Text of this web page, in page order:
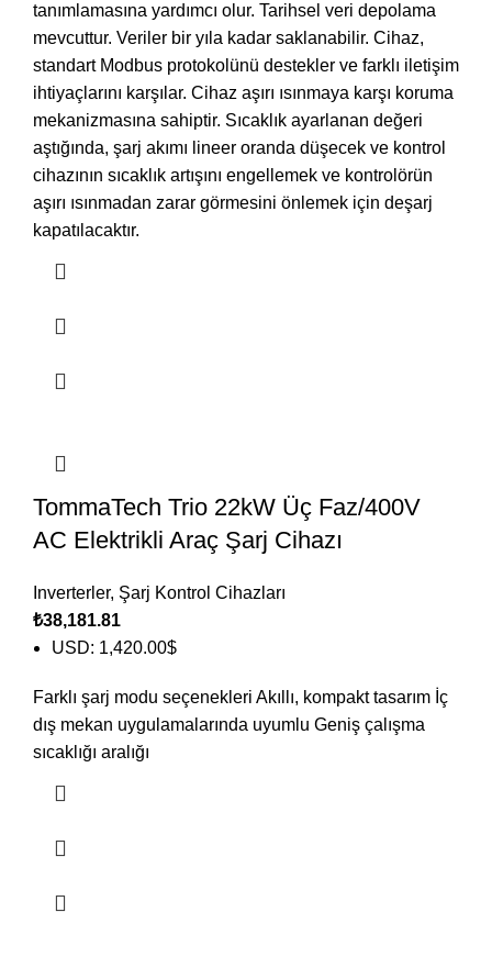
tanımlamasına yardımcı olur. Tarihsel veri depolama
mevcuttur. Veriler bir yıla kadar saklanabilir. Cihaz,
standart Modbus protokolünü destekler ve farklı iletişim
ihtiyaçlarını karşılar. Cihaz aşırı ısınmaya karşı koruma
mekanizmasına sahiptir. Sıcaklık ayarlanan değeri
aştığında, şarj akımı lineer oranda düşecek ve kontrol
cihazının sıcaklık artışını engellemek ve kontrolörün
aşırı ısınmadan zarar görmesini önlemek için deşarj
kapatılacaktır.
TommaTech Trio 22kW Üç Faz/400V
AC Elektrikli Araç Şarj Cihazı
Inverterler, Şarj Kontrol Cihazları
₺38,181.81
USD: 1,420.00$
Farklı şarj modu seçenekleri Akıllı, kompakt tasarım İç
dış mekan uygulamalarında uyumlu Geniş çalışma
sıcaklığı aralığı